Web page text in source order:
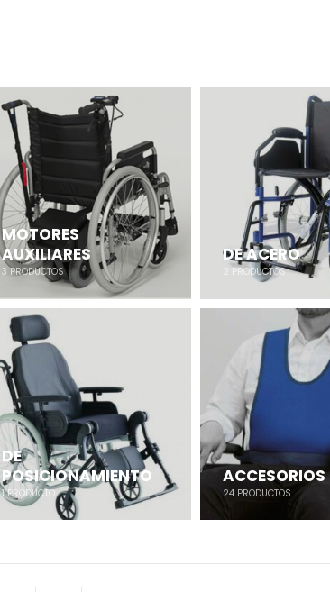
MOTORES
AUXILIARES
3 PRODUCTOS
DE ACERO
2 PRODUCTOS
DE
POSICIONAMIENTO
1PRODUCTO
ACCESORIOS
24 PRODUCTOS